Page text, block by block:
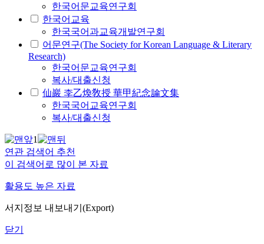
한국어문교육연구회
한국어교육
한국국어과교육개발연구회
어문연구(The Society for Korean Language & Literary
Research)
한국어문교육연구회
복사/대출신청
仙巖 李乙煥敎授 華甲紀念論文集
한국국어교육연구회
복사/대출신청
1
연관 검색어 추천
이 검색어로 많이 본 자료
활용도 높은 자료
서지정보 내보내기(Export)
닫기